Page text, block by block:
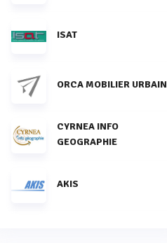
ISAT
ORCA MOBILIER URBAIN
CYRNEA INFO
GEOGRAPHIE
AKIS